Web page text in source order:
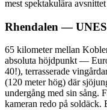
mest spektakulära
Rhendalen —
65 kilometer mellan
absoluta höjdpunkt —
40!), terrasserade
(120 meter hög) där
undergång med sin sång.
kameran redo på soldäck.